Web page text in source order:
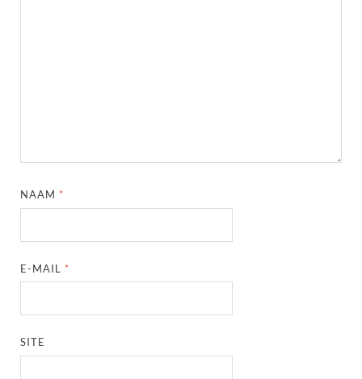
NAAM *
E-MAIL *
SITE